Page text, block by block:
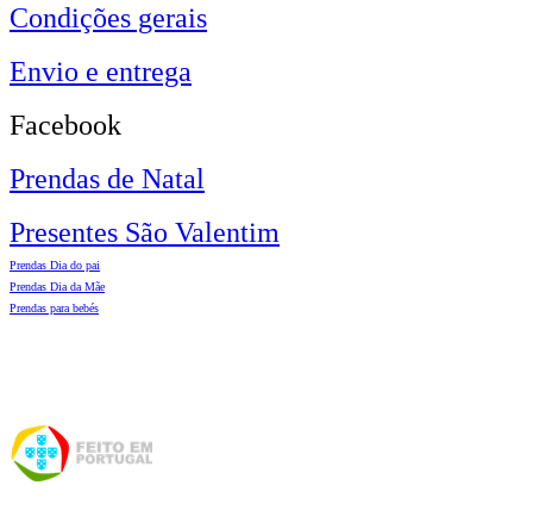
Condições gerais
Envio e entrega
Facebook
Prendas de Natal
Presentes São Valentim
Prendas Dia do pai
Prendas Dia da Mãe
Prendas para bebés